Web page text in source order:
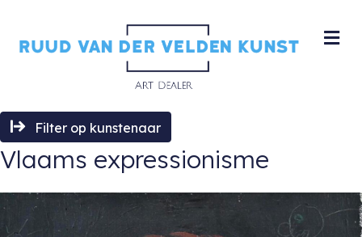
Filter op kunstenaar
Vlaams expressionisme